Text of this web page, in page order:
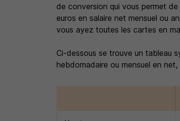
de conversion qui vous permet
euros en salaire net mensuel ou
vous ayez toutes les cartes en
Ci-dessous se trouve un tableau
hebdomadaire ou mensuel en